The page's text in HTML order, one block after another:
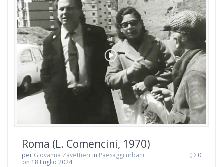
Roma (L. Comencini, 1970)
per Giovanna Zavettieri in Paesaggi urbani
on 18 Luglio 2024
0